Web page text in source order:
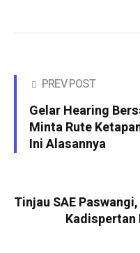
PREV POST
Gelar Hearing
Minta Rute
Ini Alasannya
Tinjau SAE
Kadispertan